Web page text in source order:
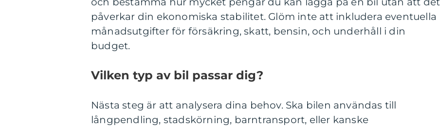
påverkar din ekonomiska stabilitet. Glöm inte att inkludera eventuella
månadsutgifter för försäkring, skatt, bensin, och underhåll i din
budget.
Vilken typ av bil passar dig?
Nästa steg är att analysera dina behov. Ska bilen användas till
långpendling, stadskörning, barntransport, eller kanske